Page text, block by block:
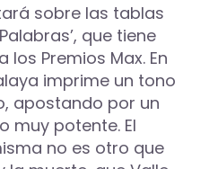
sobre las tablas
que tiene
Premios Max. En
imprime un tono
apostando por un
muy potente. El
no es otro que